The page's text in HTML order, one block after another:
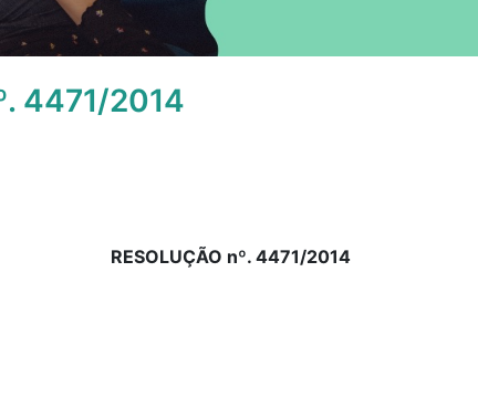
4471/2014
RESOLUÇÃO nº. 4471/2014